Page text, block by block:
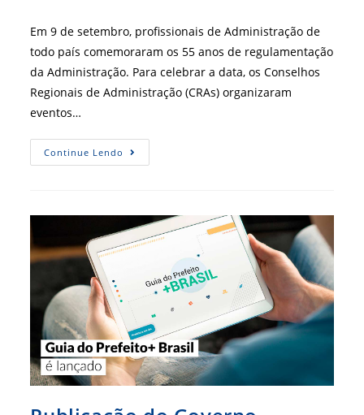
post:
Em 9 de setembro, profissionais de Administração de
todo país comemoraram os 55 anos de regulamentação
da Administração. Para celebrar a data, os Conselhos
Regionais de Administração (CRAs) organizaram
eventos…
Continue Lendo Presidente
Do
Alusivos
Ao
Dia
Do